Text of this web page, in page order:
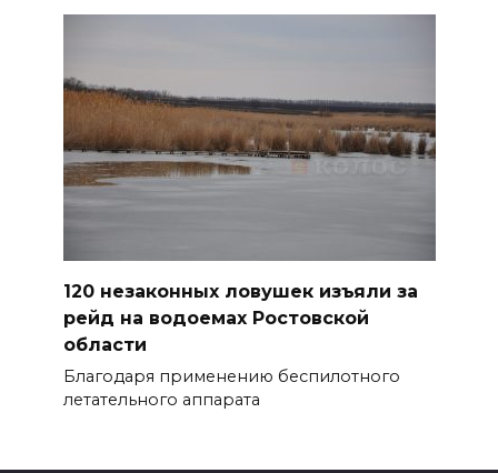
120 незаконных ловушек изъяли за
рейд на водоемах Ростовской
области
Благодаря применению беспилотного
летательного аппарата